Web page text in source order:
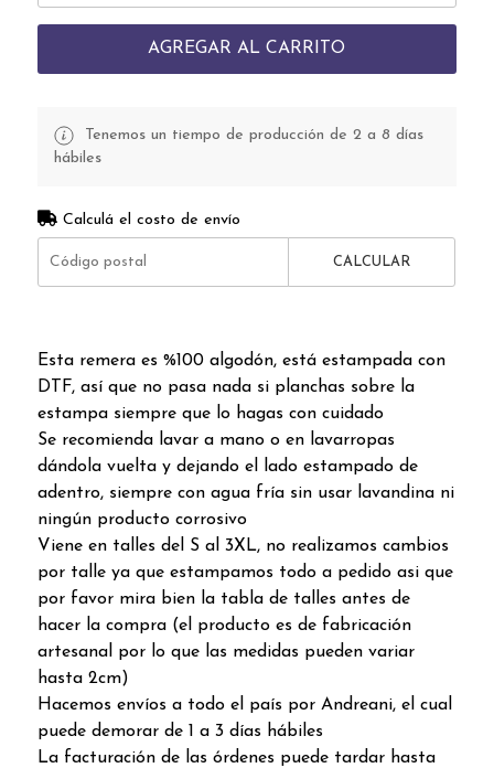
AGREGAR AL CARRITO
Tenemos un tiempo de producción de 2 a 8 días
hábiles
Calculá el costo de envío
CALCULAR
Esta remera es %100 algodón, está estampada con
DTF, así que no pasa nada si planchas sobre la
estampa siempre que lo hagas con cuidado
Se recomienda lavar a mano o en lavarropas
dándola vuelta y dejando el lado estampado de
adentro, siempre con agua fría sin usar lavandina ni
ningún producto corrosivo
Viene en talles del S al 3XL, no realizamos cambios
por talle ya que estampamos todo a pedido asi que
por favor mira bien la tabla de talles antes de
hacer la compra (el producto es de fabricación
artesanal por lo que las medidas pueden variar
hasta 2cm)
Hacemos envíos a todo el país por Andreani, el cual
puede demorar de 1 a 3 días hábiles
La facturación de las órdenes puede tardar hasta